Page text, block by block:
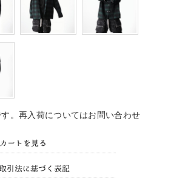
。再入荷についてはお問い合わせ